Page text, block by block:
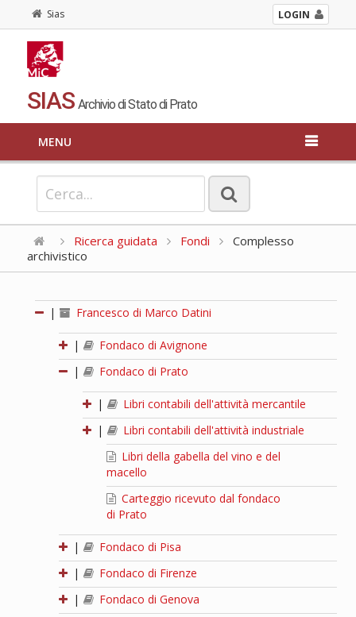
Sias LOGIN
SIAS Archivio di Stato di Prato
MENU
Ricerca guidata Fondi
Complesso
archivistico
| Francesco di Marco Datini
|
Fondaco di Avignone
|
Fondaco di Prato
|
Libri contabili dell'attività mercantile
|
Libri contabili dell'attività industriale
Libri della gabella del vino e del
macello
Carteggio ricevuto dal fondaco
di Prato
|
Fondaco di Pisa
|
Fondaco di Firenze
|
Fondaco di Genova